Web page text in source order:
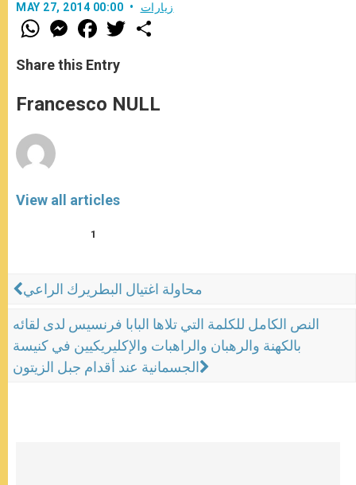
MAY 27, 2014 00:00 زيارات
W
h
t
s
p
p
M
e
s
e
g
e
F
a
e
b
o
k
w
r
Share this Entry
Francesco NULL
View all articles
1
محاولة اغتيال البطريرك الراعي
النص الكامل للكلمة التي تلاها البابا فرنسيس لدى لقائه
بالكهنة والرهبان والراهبات والإكليريكيين في كنيسة
الجسمانية عند أقدام جبل الزيتون